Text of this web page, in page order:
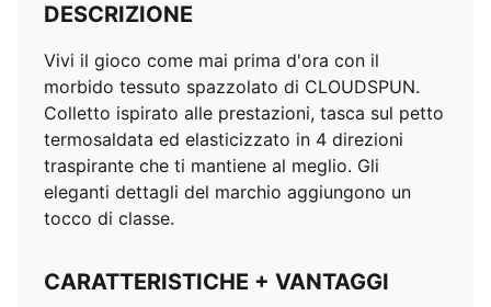
DESCRIZIONE
Vivi il gioco come mai prima d'ora con il
morbido tessuto spazzolato di CLOUDSPUN.
Colletto ispirato alle prestazioni, tasca sul petto
termosaldata ed elasticizzato in 4 direzioni
traspirante che ti mantiene al meglio. Gli
eleganti dettagli del marchio aggiungono un
tocco di classe.
CARATTERISTICHE + VANTAGGI